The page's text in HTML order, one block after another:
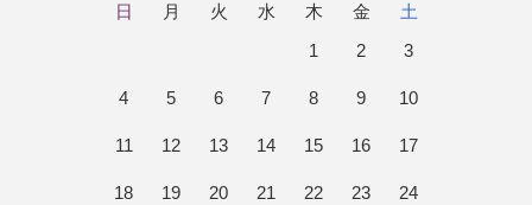
日 月 火 水 木 金
土
1
2 3
4 5 6 7 8 9 10
11 12 13 14 15 16 17
18 19 20 21 22 23 24